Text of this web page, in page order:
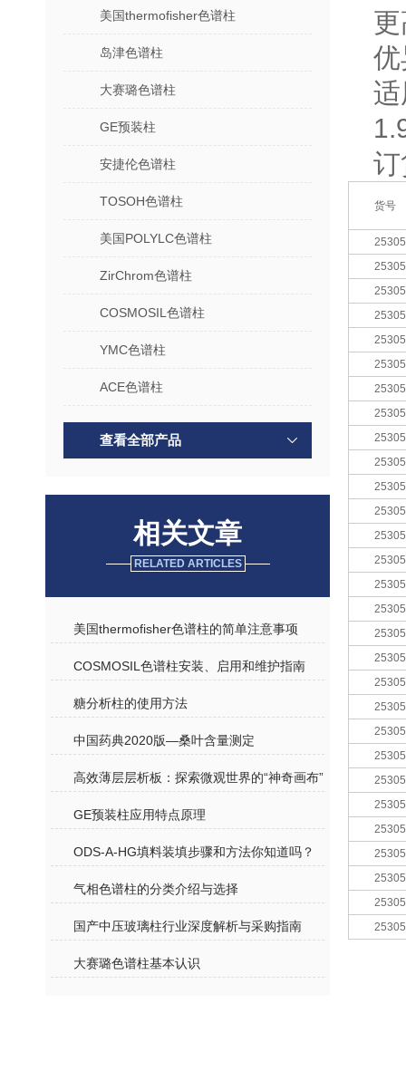
美国thermofisher色谱柱
岛津色谱柱
大赛璐色谱柱
GE预装柱
安捷伦色谱柱
TOSOH色谱柱
美国POLYLC色谱柱
ZirChrom色谱柱
COSMOSIL色谱柱
YMC色谱柱
ACE色谱柱
查看全部产品
相关文章
RELATED ARTICLES
美国thermofisher色谱柱的简单注意事项
COSMOSIL色谱柱安装、启用和维护指南
糖分析柱的使用方法
中国药典2020版—桑叶含量测定
高效薄层层析板：探索微观世界的“神奇画布”
GE预装柱应用特点原理
ODS-A-HG填料装填步骤和方法你知道吗？
气相色谱柱的分类介绍与选择
国产中压玻璃柱行业深度解析与采购指南
大赛璐色谱柱基本认识
货号